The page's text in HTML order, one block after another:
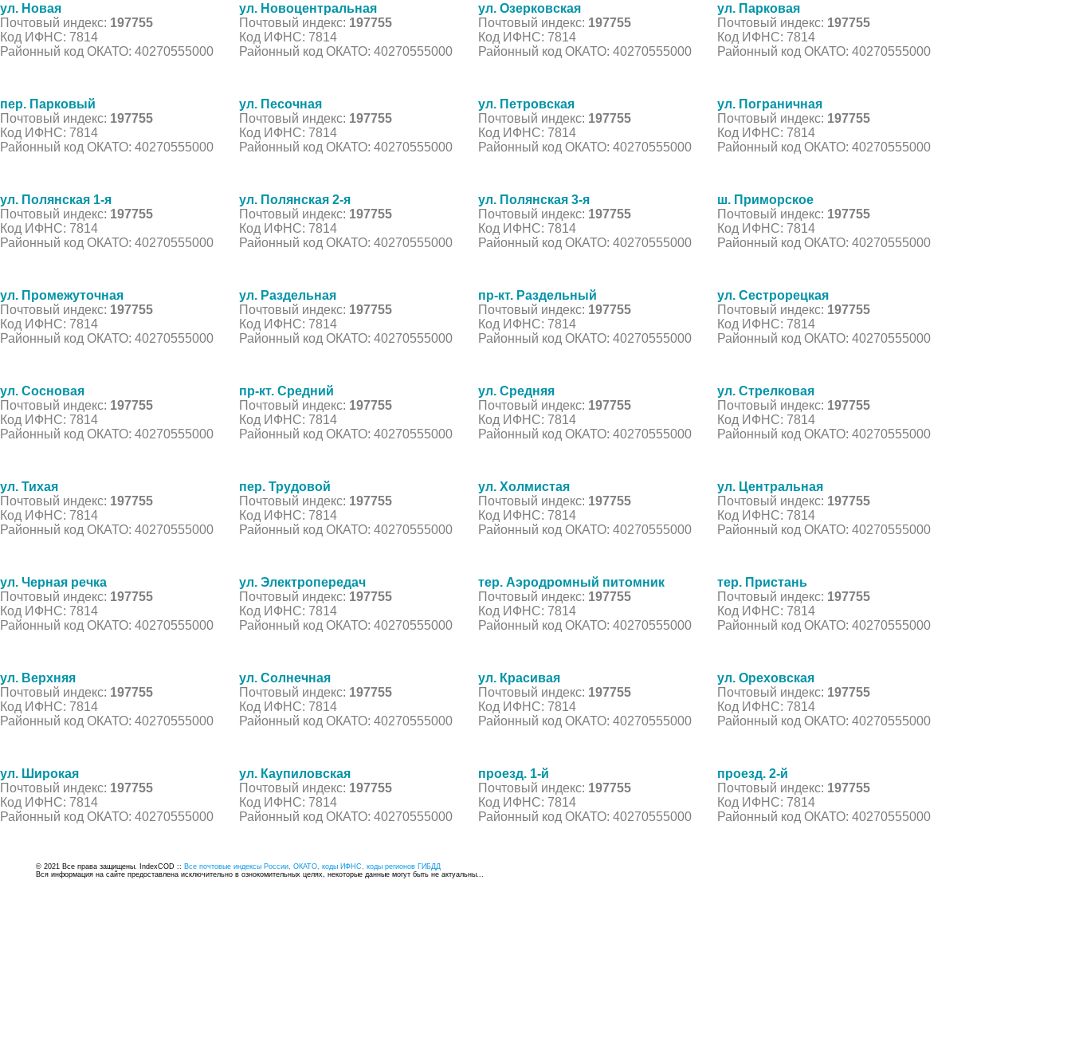
ул. Новая
Почтовый индекс: 197755
Код ИФНС: 7814
Районный код ОКАТО: 40270555000
ул. Новоцентральная
Почтовый индекс: 197755
Код ИФНС: 7814
Районный код ОКАТО: 40270555000
ул. Озерковская
Почтовый индекс: 197755
Код ИФНС: 7814
Районный код ОКАТО: 40270555000
ул. Парковая
Почтовый индекс: 197755
Код ИФНС: 7814
Районный код ОКАТО: 40270555000
пер. Парковый
Почтовый индекс: 197755
Код ИФНС: 7814
Районный код ОКАТО: 40270555000
ул. Песочная
Почтовый индекс: 197755
Код ИФНС: 7814
Районный код ОКАТО: 40270555000
ул. Петровская
Почтовый индекс: 197755
Код ИФНС: 7814
Районный код ОКАТО: 40270555000
ул. Пограничная
Почтовый индекс: 197755
Код ИФНС: 7814
Районный код ОКАТО: 40270555000
ул. Полянская 1-я
Почтовый индекс: 197755
Код ИФНС: 7814
Районный код ОКАТО: 40270555000
ул. Полянская 2-я
Почтовый индекс: 197755
Код ИФНС: 7814
Районный код ОКАТО: 40270555000
ул. Полянская 3-я
Почтовый индекс: 197755
Код ИФНС: 7814
Районный код ОКАТО: 40270555000
ш. Приморское
Почтовый индекс: 197755
Код ИФНС: 7814
Районный код ОКАТО: 40270555000
ул. Промежуточная
Почтовый индекс: 197755
Код ИФНС: 7814
Районный код ОКАТО: 40270555000
ул. Раздельная
Почтовый индекс: 197755
Код ИФНС: 7814
Районный код ОКАТО: 40270555000
пр-кт. Раздельный
Почтовый индекс: 197755
Код ИФНС: 7814
Районный код ОКАТО: 40270555000
ул. Сестрорецкая
Почтовый индекс: 197755
Код ИФНС: 7814
Районный код ОКАТО: 40270555000
ул. Сосновая
Почтовый индекс: 197755
Код ИФНС: 7814
Районный код ОКАТО: 40270555000
пр-кт. Средний
Почтовый индекс: 197755
Код ИФНС: 7814
Районный код ОКАТО: 40270555000
ул. Средняя
Почтовый индекс: 197755
Код ИФНС: 7814
Районный код ОКАТО: 40270555000
ул. Стрелковая
Почтовый индекс: 197755
Код ИФНС: 7814
Районный код ОКАТО: 40270555000
ул. Тихая
Почтовый индекс: 197755
Код ИФНС: 7814
Районный код ОКАТО: 40270555000
пер. Трудовой
Почтовый индекс: 197755
Код ИФНС: 7814
Районный код ОКАТО: 40270555000
ул. Холмистая
Почтовый индекс: 197755
Код ИФНС: 7814
Районный код ОКАТО: 40270555000
ул. Центральная
Почтовый индекс: 197755
Код ИФНС: 7814
Районный код ОКАТО: 40270555000
ул. Черная речка
Почтовый индекс: 197755
Код ИФНС: 7814
Районный код ОКАТО: 40270555000
ул. Электропередач
Почтовый индекс: 197755
Код ИФНС: 7814
Районный код ОКАТО: 40270555000
тер. Аэродромный питомник
Почтовый индекс: 197755
Код ИФНС: 7814
Районный код ОКАТО: 40270555000
тер. Пристань
Почтовый индекс: 197755
Код ИФНС: 7814
Районный код ОКАТО: 40270555000
ул. Верхняя
Почтовый индекс: 197755
Код ИФНС: 7814
Районный код ОКАТО: 40270555000
ул. Солнечная
Почтовый индекс: 197755
Код ИФНС: 7814
Районный код ОКАТО: 40270555000
ул. Красивая
Почтовый индекс: 197755
Код ИФНС: 7814
Районный код ОКАТО: 40270555000
ул. Ореховская
Почтовый индекс: 197755
Код ИФНС: 7814
Районный код ОКАТО: 40270555000
ул. Широкая
Почтовый индекс: 197755
Код ИФНС: 7814
Районный код ОКАТО: 40270555000
ул. Каупиловская
Почтовый индекс: 197755
Код ИФНС: 7814
Районный код ОКАТО: 40270555000
проезд. 1-й
Почтовый индекс: 197755
Код ИФНС: 7814
Районный код ОКАТО: 40270555000
проезд. 2-й
Почтовый индекс: 197755
Код ИФНС: 7814
Районный код ОКАТО: 40270555000
© 2021 Все права защищены. IndexCOD :: Все почтовые индексы России, ОКАТО, коды ИФНС, коды регионов ГИБДД
Вся информация на сайте предоставлена исключительно в ознокомительных целях, некоторые данные могут быть не актуальны...